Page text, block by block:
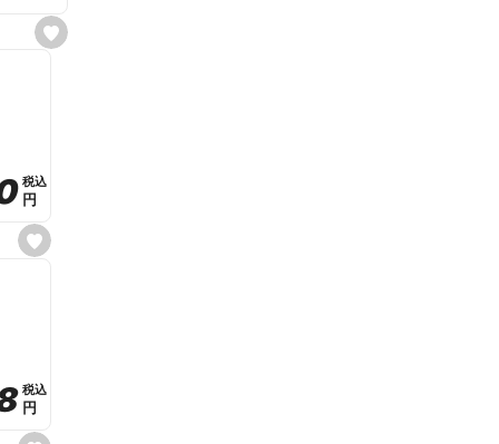
s
e
s
e
e
税込
税込
円
円
税込
税込
円
円